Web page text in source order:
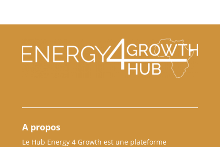
A propos
Le Hub Energy 4 Growth est une plateforme